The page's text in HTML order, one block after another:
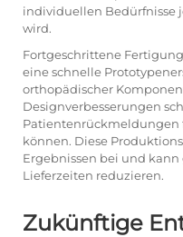
individuellen Bedürfnisse
wird.
Fortgeschrittene
eine schnelle
orthopädischer
Designverbesserungen
Patientenrückmeldungen
können. Diese
Ergebnissen bei und
Lieferzeiten reduzieren.
Zukünftige